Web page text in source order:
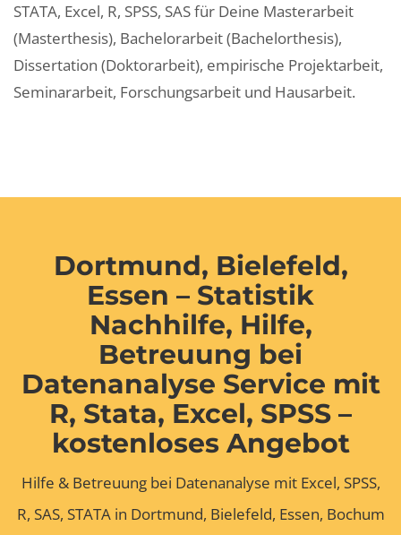
STATA, Excel, R, SPSS, SAS für Deine Masterarbeit
(Masterthesis), Bachelorarbeit (Bachelorthesis),
Dissertation (Doktorarbeit), empirische Projektarbeit,
Seminararbeit, Forschungsarbeit und Hausarbeit.
Dortmund, Bielefeld,
Essen – Statistik
Nachhilfe, Hilfe,
Betreuung bei
Datenanalyse Service mit
R, Stata, Excel, SPSS –
kostenloses Angebot
Hilfe & Betreuung bei Datenanalyse mit Excel, SPSS,
R, SAS, STATA in Dortmund, Bielefeld, Essen, Bochum